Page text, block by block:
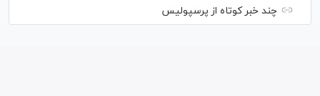
چند خبر کوتاه از پرسپولیس